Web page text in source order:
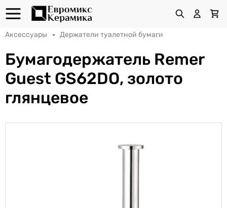
Аксессуары Держатели туалетной бумаги
Бумагодержатель Remer
Guest GS62DO, золото
глянцевое